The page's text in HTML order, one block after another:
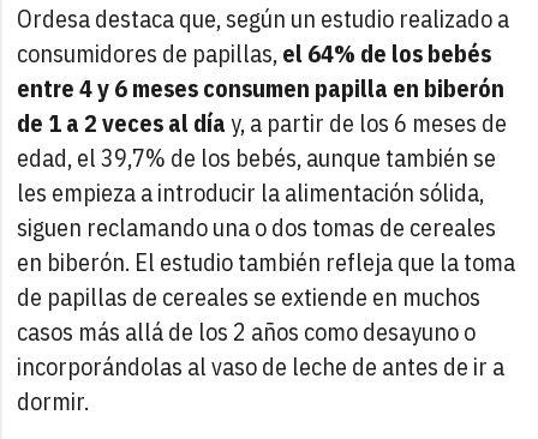
Ordesa destaca que, según un estudio realizado a
consumidores de papillas,el 64% de los bebés
entre 4 y 6 meses consumen papilla en biberón
de 1 a 2 veces al díay, a partir de los 6 meses de
edad, el 39,7% de los bebés, aunque también se
les empieza a introducir la alimentación sólida,
siguen reclamando una o dos tomas de cereales
en biberón. El estudio también refleja que la toma
de papillas de cereales se extiende en muchos
casos más allá de los 2 años como desayuno o
incorporándolas al vaso de leche de antes de ir a
dormir.